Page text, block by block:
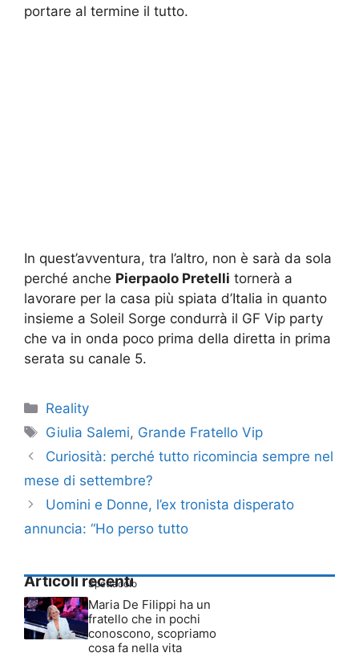
portare al termine il tutto.
In quest’avventura, tra l’altro, non è sarà da sola
perché anche Pierpaolo Pretelli tornerà a
lavorare per la casa più spiata d’Italia in quanto
insieme a Soleil Sorge condurrà il GF Vip party
che va in onda poco prima della diretta in prima
serata su canale 5.
Categorie
Reality
Tag
Giulia Salemi, Grande Fratello Vip
Curiosità: perché tutto ricomincia sempre nel
mese di settembre?
Uomini e Donne, l’ex tronista disperato
annuncia: “Ho perso tutto
Articoli recenti
Spettacolo
Maria De Filippi ha un
fratello che in pochi
conoscono, scopriamo
cosa fa nella vita